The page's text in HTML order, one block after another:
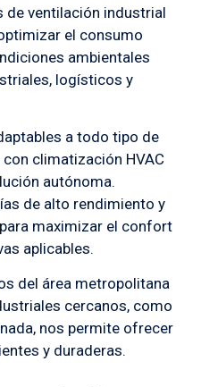
ventilación industrial
el consumo
ambientales
logísticos y
a todo tipo de
climatización HVAC
autónoma.
de alto rendimiento y
maximizar el confort
aplicables.
del área metropolitana
cercanos, como
nos permite ofrecer
y duraderas.